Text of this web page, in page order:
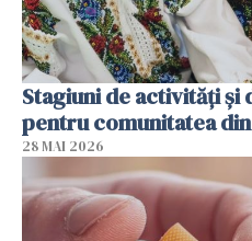
Stagiuni de activități și
pentru comunitatea
28 MAI 2026